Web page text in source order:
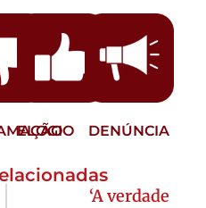
ELOGIO DENÚNCIA
‘A verdade